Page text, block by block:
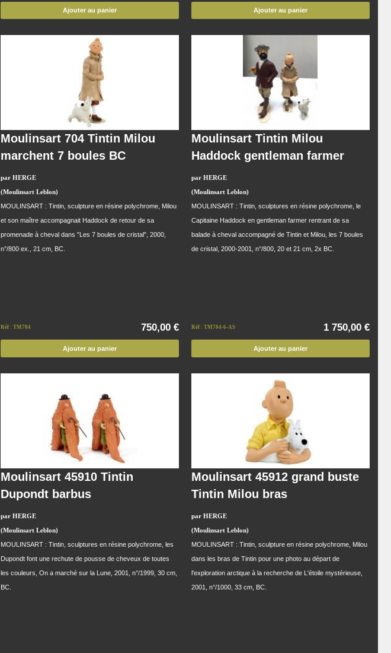
Ajouter au panier Ajouter au panier
Moulinsart 704 Tintin Milou
marchent 7 boules BC
par HERGE
(Moulinsart Leblon)
MOULINSART : Tintin, sculpture en résine polychrome, Milou
et son maître accompagnait Haddock de retour de sa
promenade à cheval dans "Les 7 boules de cristal", 2000,
n°/800 ex., 21 cm, BC.
Réf : TM704 750,00 €
Ajouter au panier
Moulinsart Tintin Milou
Haddock gentleman farmer
par HERGE
(Moulinsart Leblon)
MOULINSART : Tintin, sculptures en résine polychrome, le
Capitaine Haddock en gentleman farmer rentrant de sa
balade à cheval accompagné de Tintin et Milou, les 7 boules
de cristal, 2000-2001, n°/800, 20 et 21 cm, 2x BC.
Réf : TM704-6-AS 1 750,00 €
Ajouter au panier
Moulinsart 45910 Tintin
Dupondt barbus
par HERGE
(Moulinsart Leblon)
MOULINSART : Tintin, sculptures en résine polychrome, les
Dupondt font une rechute de pousse de cheveux de toutes
les couleurs, On a marché sur la Lune, 2001, n°/1999, 30 cm,
BC.
Moulinsart 45912 grand buste
Tintin Milou bras
par HERGE
(Moulinsart Leblon)
MOULINSART : Tintin, sculpture en résine polychrome, Milou
dans les bras de Tintin pour une photo au départ de
l'exploration arctique à la recherche de L'étoile mystérieuse,
2001, n°/1000, 33 cm, BC.